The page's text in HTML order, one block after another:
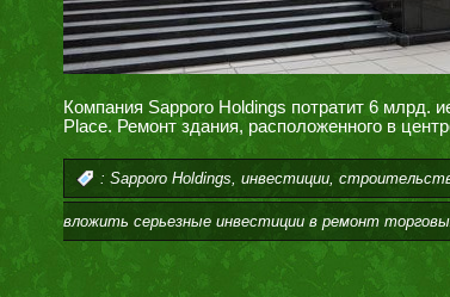
Компания Sapporo Holdings потратит 6 млрд.
Place. Ремонт здания, расположенного в
: Sapporo Holdings инвестиции,
вложить серьезные инвестиции в ремонт